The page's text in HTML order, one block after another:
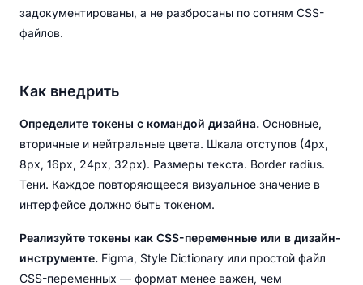
задокументированы, а не разбросаны по сотням CSS-
файлов.
Как внедрить
Определите токены с командой дизайна. Основные,
вторичные и нейтральные цвета. Шкала отступов (4px,
8px, 16px, 24px, 32px). Размеры текста. Border radius.
Тени. Каждое повторяющееся визуальное значение в
интерфейсе должно быть токеном.
Реализуйте токены как CSS-переменные или в дизайн-
инструменте. Figma, Style Dictionary или простой файл
CSS-переменных — формат менее важен, чем